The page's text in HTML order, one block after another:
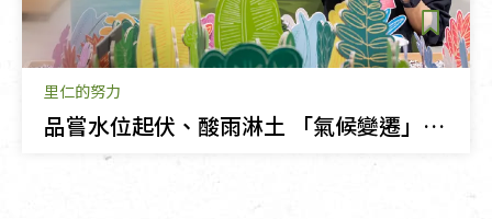
里仁的努力
品嘗水位起伏、酸雨淋土 「氣候變遷」化身為引發深思的可食餐點